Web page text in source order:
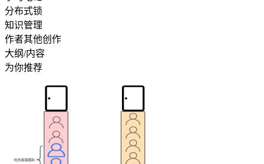
分布式锁
知识管理
作者其他创作
大纲/内容
为你推荐